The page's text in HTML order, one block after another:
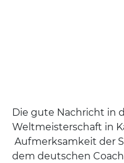
Die gute Nachricht in
Weltmeisterschaft in
Aufmerksamkeit der
dem deutschen